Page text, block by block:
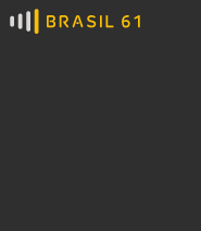
Ver todas as notícias